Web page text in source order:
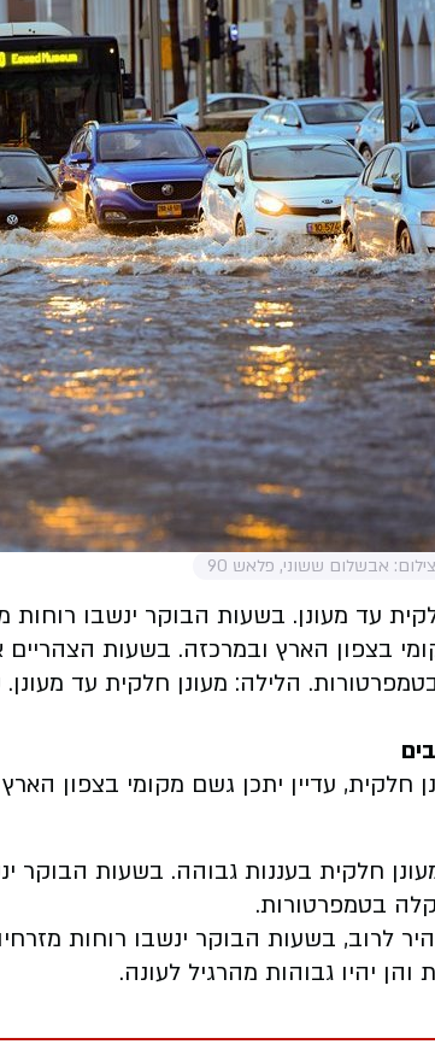
צילום: אבשלום ששוני, פלאש 90
עד מעונן. בשעות הבוקר ינשבו
בצפון הארץ ובמרכזה. בשעות הצהריים
הלילה: מעונן חלקית עד מעונן.
מעונן חלקית, עדיין יתכן גשם מקומי בצפון
מעונן חלקית בעננות גבוהה. בשעות
בטמפרטורות.
בהיר לרוב, בשעות הבוקר ינשבו רוחות
יהיו גבוהות מהרגיל לעונה.